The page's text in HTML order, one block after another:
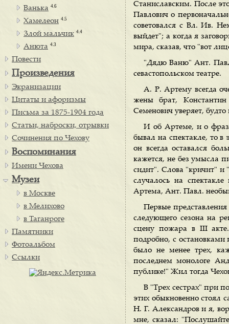
Станиславским. После
Павлович о
советовался с Вл. Ив.
выйдет"; а когда я
мира, сказав, что "вот
"Дядю Ваню" Ант.
севастопольском театре.
А. Р. Артему всегда
жены брат,
Семенович уверяет,
И об Артеме, и о
бывал на спектакле, то
он всегда оставался
кажется, не без умысла
сидит". Слова "кричит" и
случалось на
Артема, Ант. Павл.
Первые
следующего сезона на
сцену пожара в III
подробно, с
было не менее трех,
последнем монологе
публике!" Жил тогда
В "Трех сестрах" при
этих обыкновенно
Н. Г. Александров и я,
мне, сказал:
Ванька 4.6
Хамелеон 4.5
Злой мальчик 4.4
Анюта 4.3
Повести
Произведения
Экранизации
Цитаты и афоризмы
Письма за 1875-1904 года
Статьи, наброски, отрывки
Сочинения по Чехову
Воспоминания
Имени Чехова
Музеи
в Москве
в Мелихово
в Таганроге
Памятники
Фотоальбом
Ссылки